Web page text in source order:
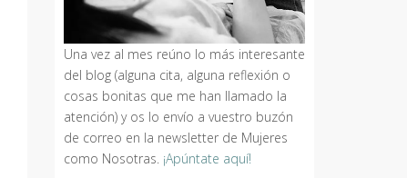
Una vez al mes reúno lo más interesante
del blog (alguna cita, alguna reflexión o
cosas bonitas que me han llamado la
atención) y os lo envío a vuestro buzón
de correo en la newsletter de Mujeres
como Nosotras. ¡Apúntate aquí!